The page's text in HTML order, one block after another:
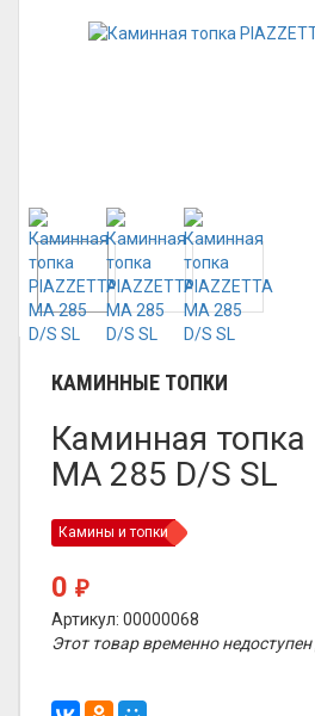
КАМИННЫЕ ТОПКИ
Каминная топка
MA 285 D/S SL
Камины и топки
0 ₽
Артикул: 00000068
Этот товар временно